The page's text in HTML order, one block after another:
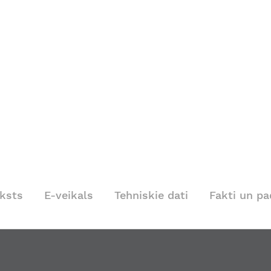
E-veikals Tehniskie dati Fakti un